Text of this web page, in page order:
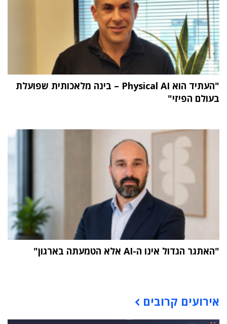
"העתיד הוא Physical AI – בינה מלאכותית שפועלת
בעולם הפיזי"
"האתגר הגדול אינו ה-AI אלא הטמעתה בארגון"
אירועים קרובים